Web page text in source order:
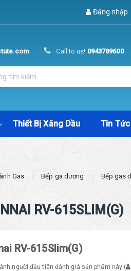
Đăng nhập
Call to us! 0943789600
Thiết Bị Xăng Dầu Tin Tức
Gas Bếp ga dương Bếp gas
RV-615SLIM(G)
RV-615Slim(G)
người đầu tiên đánh giá sản phẩm này (